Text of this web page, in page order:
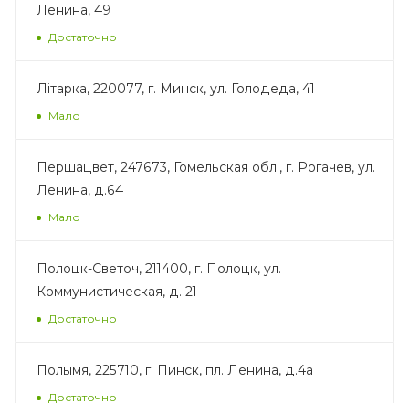
Ленина, 49
Достаточно
Лiтарка, 220077, г. Минск, ул. Голодеда, 41
Мало
Першацвет, 247673, Гомельская обл., г. Рогачев, ул.
Ленина, д.64
Мало
Полоцк-Светоч, 211400, г. Полоцк, ул.
Коммунистическая, д. 21
Достаточно
Полымя, 225710, г. Пинск, пл. Ленина, д.4а
Достаточно